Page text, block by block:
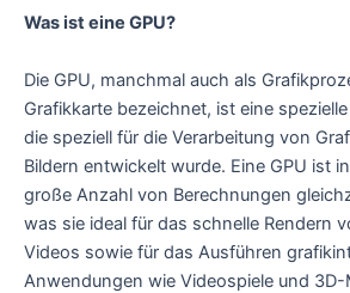
Was ist eine GPU?
Die GPU, manchmal auch als
Grafikkarte bezeichnet, ist eine
die speziell für die Verarbeitung von
Bildern entwickelt wurde. Eine GPU ist
große Anzahl von Berechnungen
was sie ideal für das schnelle Rendern
Videos sowie für das Ausführen
Anwendungen wie Videospiele und